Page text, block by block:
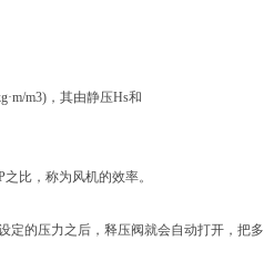
m3)，其由静压Hs和
比，称为风机的效率。
定的压力之后，释压阀就会自动打开，把多